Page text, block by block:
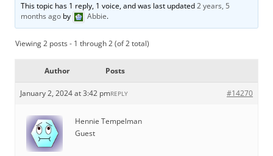
This topic has 1 reply, 1 voice, and was last updated2 years, 5
months ago by Abbie.
Viewing 2 posts - 1 through 2 (of 2 total)
Author Posts
January 2, 2024 at 3:42 pm #14270
REPLY
Hennie Tempelman
Guest